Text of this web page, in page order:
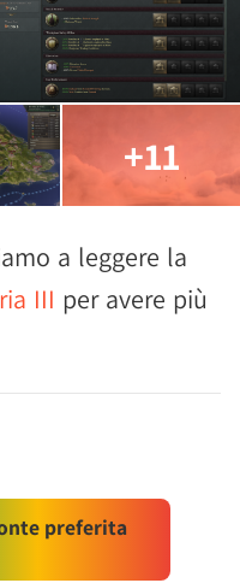
+11
a leggere la
III per avere più
preferita